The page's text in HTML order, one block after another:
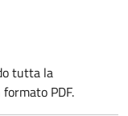
tutta la
PDF.